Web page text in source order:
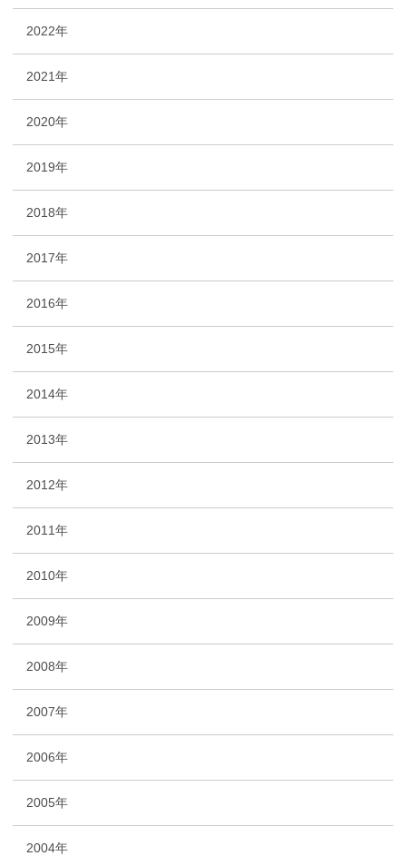
2022年
2021年
2020年
2019年
2018年
2017年
2016年
2015年
2014年
2013年
2012年
2011年
2010年
2009年
2008年
2007年
2006年
2005年
2004年